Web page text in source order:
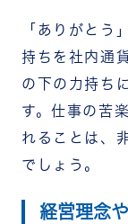
「ありがとう
持ちを社内通
の下の力持ち
す。仕事の苦
れることは、
でしょう。
経営理念